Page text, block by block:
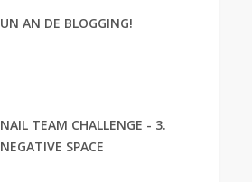
UN AN DE BLOGGING!
NAIL TEAM CHALLENGE - 3.
NEGATIVE SPACE